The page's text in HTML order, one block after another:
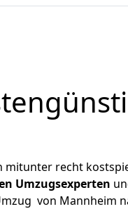
mitunter recht
Umzugsexperten
von Mannheim